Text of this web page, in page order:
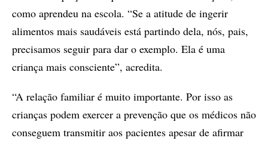
como aprendeu na escola. “Se a atitude de ingerir
alimentos mais saudáveis está partindo dela, nós, pais,
precisamos seguir para dar o exemplo. Ela é uma
criança mais consciente”, acredita.
“A relação familiar é muito importante. Por isso as
crianças podem exercer a prevenção que os médicos não
conseguem transmitir aos pacientes apesar de afirmar